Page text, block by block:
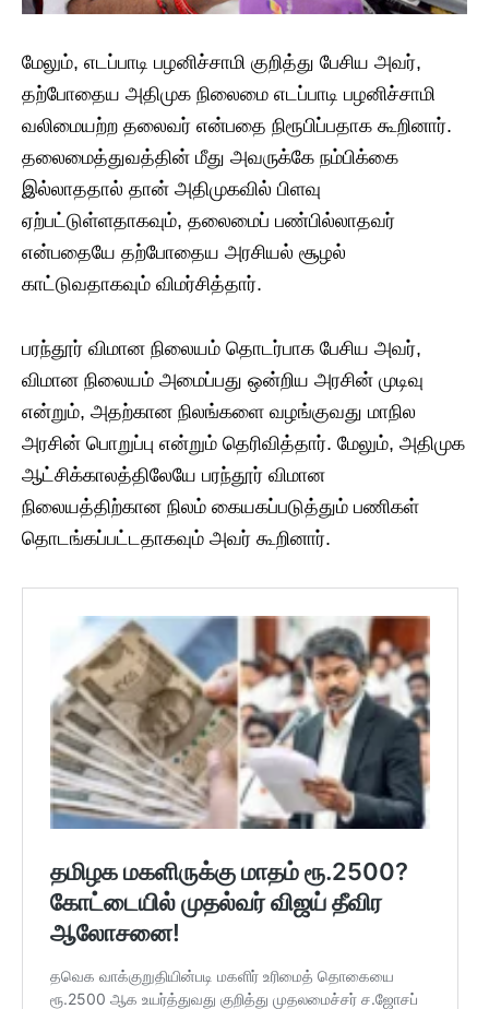
மேலும், எடப்பாடி பழனிச்சாமி குறித்து பேசிய அவர்,
தற்போதைய அதிமுக நிலைமை எடப்பாடி பழனிச்சாமி
வலிமையற்ற தலைவர் என்பதை நிரூபிப்பதாக கூறினார்.
தலைமைத்துவத்தின் மீது அவருக்கே நம்பிக்கை
இல்லாததால் தான் அதிமுகவில் பிளவு
ஏற்பட்டுள்ளதாகவும், தலைமைப் பண்பில்லாதவர்
என்பதையே தற்போதைய அரசியல் சூழல்
காட்டுவதாகவும் விமர்சித்தார்.
பரந்தூர் விமான நிலையம் தொடர்பாக பேசிய அவர்,
விமான நிலையம் அமைப்பது ஒன்றிய அரசின் முடிவு
என்றும், அதற்கான நிலங்களை வழங்குவது மாநில
அரசின் பொறுப்பு என்றும் தெரிவித்தார். மேலும், அதிமுக
ஆட்சிக்காலத்திலேயே பரந்தூர் விமான
நிலையத்திற்கான நிலம் கையகப்படுத்தும் பணிகள்
தொடங்கப்பட்டதாகவும் அவர் கூறினார்.